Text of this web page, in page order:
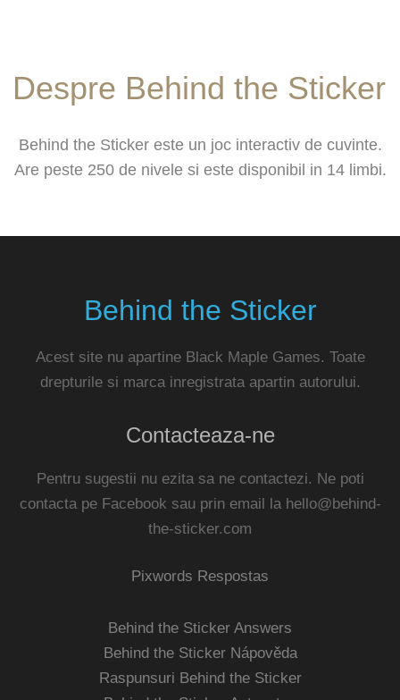
Despre Behind the Sticker
Behind the Sticker este un joc interactiv de cuvinte.
Are peste 250 de nivele si este disponibil in 14 limbi.
Behind the Sticker
Acest site nu apartine Black Maple Games. Toate
drepturile si marca inregistrata apartin autorului.
Contacteaza-ne
Pentru sugestii nu ezita sa ne contactezi. Ne poti
contacta pe Facebook sau prin email la hello@behind-
the-sticker.com
Pixwords Respostas
Behind the Sticker Answers
Behind the Sticker Nápověda
Raspunsuri Behind the Sticker